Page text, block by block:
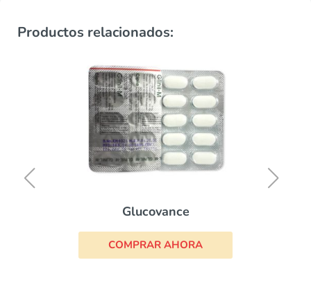
Productos relacionados:
Glucovance
COMPRAR AHORA